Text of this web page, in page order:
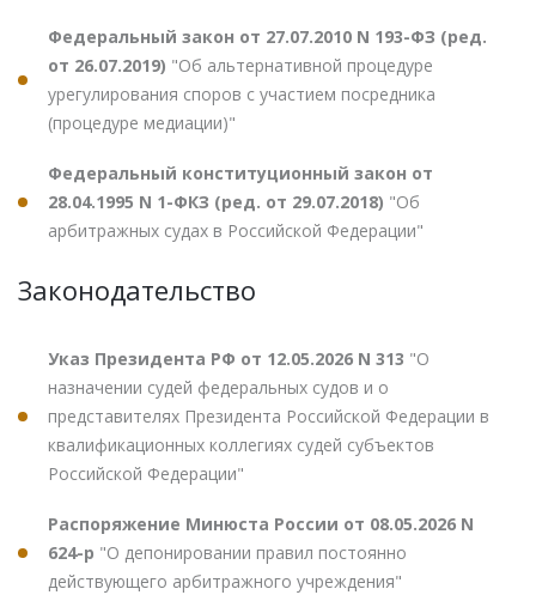
Федеральный закон от 27.07.2010 N 193-ФЗ (ред.
от 26.07.2019) "Об альтернативной процедуре
урегулирования споров с участием посредника
(процедуре медиации)"
Федеральный конституционный закон от
28.04.1995 N 1-ФКЗ (ред. от 29.07.2018) "Об
арбитражных судах в Российской Федерации"
Законодательство
Указ Президента РФ от 12.05.2026 N 313 "О
назначении судей федеральных судов и о
представителях Президента Российской Федерации в
квалификационных коллегиях судей субъектов
Российской Федерации"
Распоряжение Минюста России от 08.05.2026 N
624-р "О депонировании правил постоянно
действующего арбитражного учреждения"